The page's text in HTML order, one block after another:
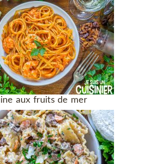
aux fruits de mer